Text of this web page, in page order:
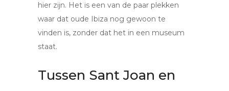
hier zijn. Het is een van de paar plekken
waar dat oude Ibiza nog gewoon te
vinden is, zonder dat het in een museum
staat.
Tussen Sant Joan en